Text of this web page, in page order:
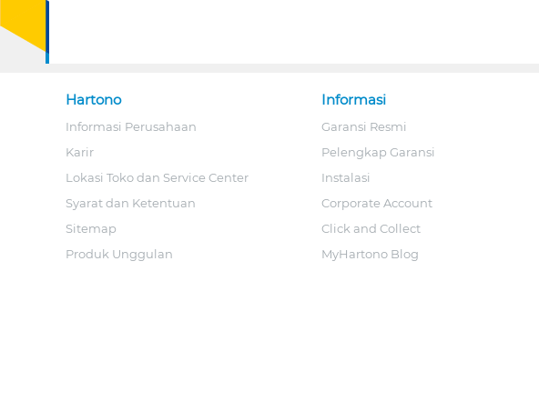
Hartono
Informasi Perusahaan
Karir
Lokasi Toko dan Service Center
Syarat dan Ketentuan
Sitemap
Produk Unggulan
Informasi
Garansi Resmi
Pelengkap Garansi
Instalasi
Corporate Account
Click and Collect
MyHartono Blog